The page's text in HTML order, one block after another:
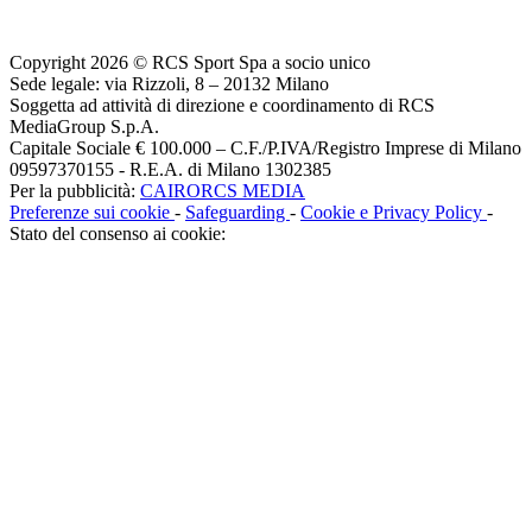
Copyright 2026 © RCS Sport Spa a socio unico
Sede legale: via Rizzoli, 8 – 20132 Milano
Soggetta ad attività di direzione e coordinamento di RCS
MediaGroup S.p.A.
Capitale Sociale € 100.000 – C.F./P.IVA/Registro Imprese di Milano
09597370155 - R.E.A. di Milano 1302385
Per la pubblicità: CAIRORCS MEDIA
Preferenze sui cookie - Safeguarding - Cookie e Privacy Policy -
Stato del consenso ai cookie: